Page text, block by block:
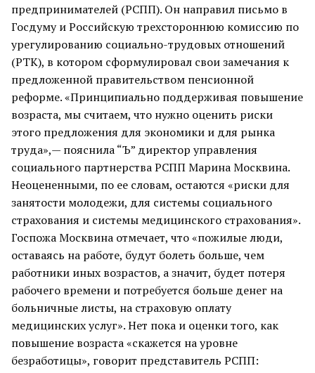
предпринимателей (РСПП). Он направил письмо в
Госдуму и Российскую трехстороннюю комиссию по
урегулированию социально-трудовых отношений
(РТК), в котором сформулировал свои замечания к
предложенной правительством пенсионной
реформе. «Принципиально поддерживая повышение
возраста, мы считаем, что нужно оценить риски
этого предложения для экономики и для рынка
труда»,— пояснила “Ъ” директор управления
социального партнерства РСПП Марина Москвина.
Неоцененными, по ее словам, остаются «риски для
занятости молодежи, для системы социального
страхования и системы медицинского страхования».
Госпожа Москвина отмечает, что «пожилые люди,
оставаясь на работе, будут болеть больше, чем
работники иных возрастов, а значит, будет потеря
рабочего времени и потребуется больше денег на
больничные листы, на страховую оплату
медицинских услуг». Нет пока и оценки того, как
повышение возраста «скажется на уровне
безработицы», говорит представитель РСПП: